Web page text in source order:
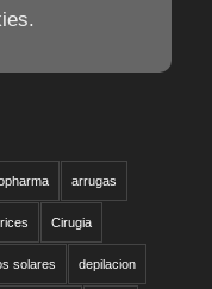
arrugas
Cirugia
solares depilacion